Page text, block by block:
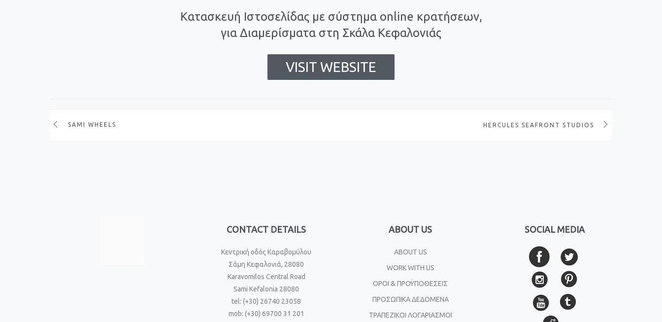
Κατασκευή Ιστοσελίδας με σύστημα online κρατήσεων,
για Διαμερίσματα στη Σκάλα Κεφαλονιάς
VISIT WEBSITE
SAMI WHEELS HERCULES SEAFRONT STUDIOS
CONTACT DETAILS
Κεντρική οδός Καραβομύλου
Σάμη Κεφαλονιά, 28080
Karavomilos Central Road
Sami Kefalonia 28080
tel: (+30) 26740 23058
mob: (+30) 69700 31 201
ABOUT US
ABOUT US
WORK WITH US
ΟΡΟΙ & ΠΡΟΫΠΟΘΕΣΕΙΣ
ΠΡΟΣΩΠΙΚΑ ΔΕΔΟΜΕΝΑ
ΤΡΑΠΕΖΙΚΟΙ ΛΟΓΑΡΙΑΣΜΟΙ
SOCIAL MEDIA